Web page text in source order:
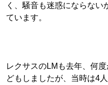
く、騒音も迷惑にならない
ています。
レクサスのLMも去年、何
どもしましたが、当時は4